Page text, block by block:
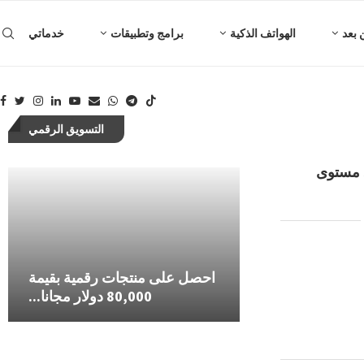
بعد الهواتف الذكية برامج وتطبيقات خدماتي
مستوى
التسويق الرقمي
احصل على منتجات رقمية بقيمة
80,000 دولار مجانا...
طريقة اثبات هوية المعلن في
حل مشكلة اثبات
في